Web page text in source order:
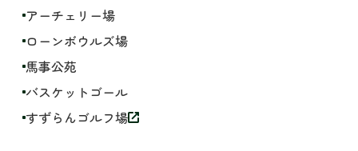
アーチェリー場
ローンボウルズ場
馬事公苑
バスケットゴール
すずらんゴルフ場